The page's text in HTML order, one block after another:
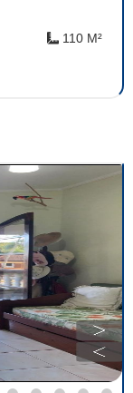
110 M²